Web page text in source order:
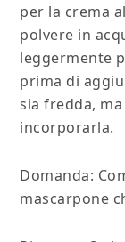
per la crema
polvere in
leggermente
prima di
sia fredda,
incorporarla.
Domanda:
mascarpone